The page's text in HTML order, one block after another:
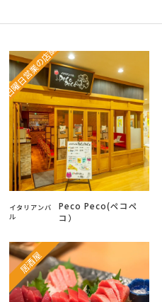
日曜日営業の店舗
イタリアンバ
ル
Peco Peco(ペコペ
コ）
居酒屋